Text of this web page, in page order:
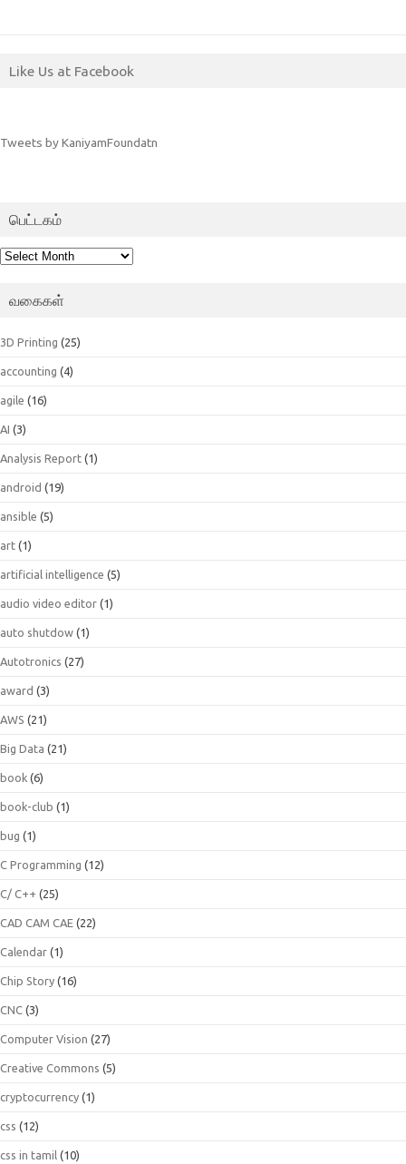
Like Us at Facebook
Tweets by KaniyamFoundatn
பெட்டகம்
பெட்டகம்
வகைகள்
3D Printing (25)
accounting (4)
agile (16)
AI (3)
Analysis Report (1)
android (19)
ansible (5)
art (1)
artificial intelligence (5)
audio video editor (1)
auto shutdow (1)
Autotronics (27)
award (3)
AWS (21)
Big Data (21)
book (6)
book-club (1)
bug (1)
C Programming (12)
C/ C++ (25)
CAD CAM CAE (22)
Calendar (1)
Chip Story (16)
CNC (3)
Computer Vision (27)
Creative Commons (5)
cryptocurrency (1)
css (12)
css in tamil (10)